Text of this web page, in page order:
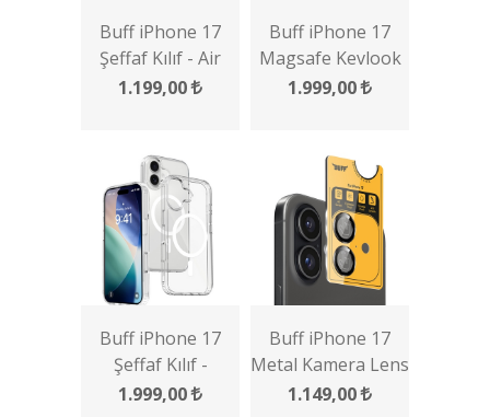
Buff iPhone 17
Şeffaf Kılıf - Air
Hybrid Serisi
1.199,00
Buff iPhone 17
Magsafe Kevlook
Kılıf
1.999,00
Buff iPhone 17
Şeffaf Kılıf -
Magsafe Air Hybrid
1.999,00
Buff iPhone 17
Metal Kamera Lens
Koruyucu
1.149,00